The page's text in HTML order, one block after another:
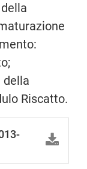
della
Riscatto.